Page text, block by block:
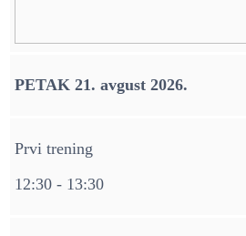
PETAK 21. avgust 2026.
Prvi trening
12:30 - 13:30